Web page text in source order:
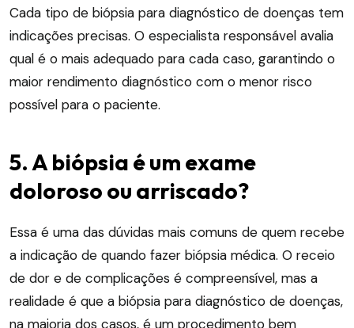
Cada tipo de biópsia para diagnóstico de doenças tem
indicações precisas. O especialista responsável avalia
qual é o mais adequado para cada caso, garantindo o
maior rendimento diagnóstico com o menor risco
possível para o paciente.
5. A biópsia é um exame
doloroso ou arriscado?
Essa é uma das dúvidas mais comuns de quem recebe
a indicação de quando fazer biópsia médica. O receio
de dor e de complicações é compreensível, mas a
realidade é que a biópsia para diagnóstico de doenças,
na maioria dos casos, é um procedimento bem